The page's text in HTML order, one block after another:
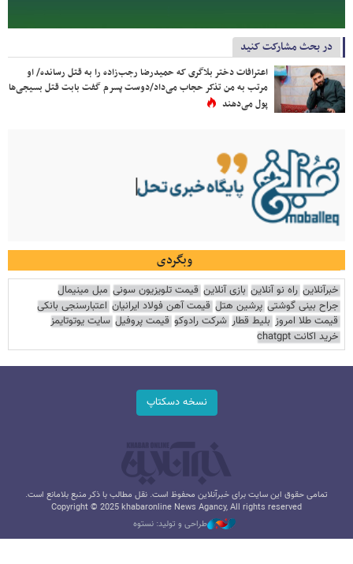
در بحث مشارکت کنید
اعترافات دختر بلاگری که حمیدرضا رجب‌زاده را به قتل رسانده/ او
مرتب به من تذکر حجاب می‌داد/دوست پسرم گفت بابت قتل بسیجی‌ها
پول می‌دهند
وبگردی
خبرآنلاین راه نو آنلاین بازی آنلاین قیمت تلویزیون سونی مبل مینیمال
جراح بینی گوشتی پرشین هتل قیمت آهن فولاد ایرانیان اعتبارسنجی بانکی
قیمت طلا امروز بلیط قطار شرکت رادوکو قیمت پروفیل سایت یوتوتایمز
خرید اکانت chatgpt
نسخه دسکتاپ
تمامی حقوق این سایت برای خبرآنلاین محفوظ است. نقل مطالب با ذکر منبع بلامانع است.
Copyright © 2025 khabaronline News Agancy, All rights reserved
طراحی و تولید: نستوه